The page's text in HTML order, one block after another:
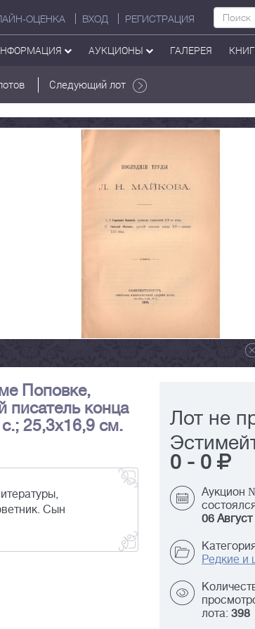
ОЦЕНКА ВХОД РЕГИСТРАЦИЯ
АУКЦИОНЫ ГАЛЕРЕЯ
Следующий лот
Поповке,
писатель конца
25,3х16,9 см.
Сын
Лот не
0 - 0
Аукцион
06
Редкие и
лота: 398